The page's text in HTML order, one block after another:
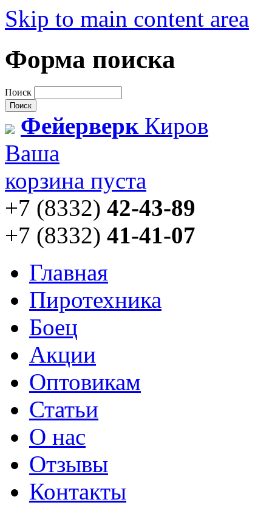
Skip to main content area
Форма поиска
Поиск
ФейерверкКиров
Ваша
корзина пуста
+7 (8332) 42-43-89
+7 (8332) 41-41-07
Главная
Пиротехника
Боец
Акции
Оптовикам
Статьи
О нас
Отзывы
Контакты